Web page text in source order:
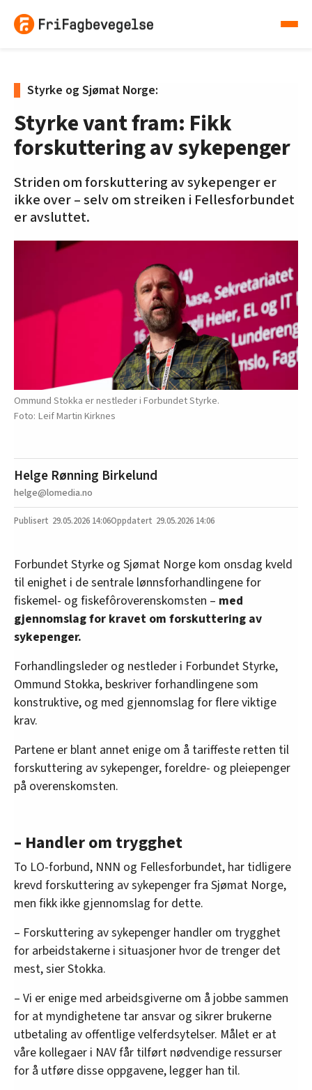
Styrke og Sjømat Norge:
Styrke vant fram: Fikk
forskuttering av sykepenger
Striden om forskuttering av sykepenger er
ikke over – selv om streiken i Fellesforbundet
er avsluttet.
Ommund Stokka er nestleder i Forbundet Styrke.
Leif Martin Kirknes
Helge Rønning Birkelund
helge@lomedia.no
29.05.2026 14:06 29.05.2026 14:06
Forbundet Styrke og Sjømat Norge kom onsdag kveld
til enighet i de sentrale lønnsforhandlingene for
fiskemel- og fiskefôroverenskomsten – med
gjennomslag for kravet om forskuttering av
sykepenger.
Forhandlingsleder og nestleder i Forbundet Styrke,
Ommund Stokka, beskriver forhandlingene som
konstruktive, og med gjennomslag for flere viktige
krav.
Partene er blant annet enige om å tariffeste retten til
forskuttering av sykepenger, foreldre- og pleiepenger
på overenskomsten.
– Handler om trygghet
To LO-forbund, NNN og Fellesforbundet, har tidligere
krevd forskuttering av sykepenger fra Sjømat Norge,
men fikk ikke gjennomslag for dette.
– Forskuttering av sykepenger handler om trygghet
for arbeidstakerne i situasjoner hvor de trenger det
mest, sier Stokka.
– Vi er enige med arbeidsgiverne om å jobbe sammen
for at myndighetene tar ansvar og sikrer brukerne
utbetaling av offentlige velferdsytelser. Målet er at
våre kollegaer i NAV får tilført nødvendige ressurser
for å utføre disse oppgavene, legger han til.